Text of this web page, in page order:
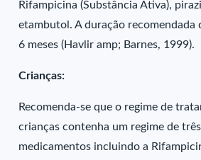
Rifampicina (Substância Ativa),
etambutol. A duração recomendada
6 meses (Havlir amp; Barnes, 1999).
Crianças:
Recomenda-se que o regime de
crianças contenha um regime de três
medicamentos incluindo a